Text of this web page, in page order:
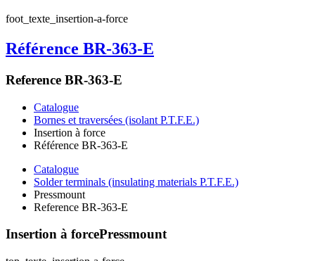
foot_texte_insertion-a-force
Référence BR-363-E
Reference BR-363-E
Catalogue
Bornes et traversées (isolant P.T.F.E.)
Insertion à force
Référence BR-363-E
Catalogue
Solder terminals (insulating materials P.T.F.E.)
Pressmount
Reference BR-363-E
Insertion à forcePressmount